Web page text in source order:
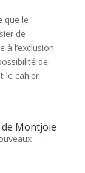
que le
de
à l’exclusion
de
le cahier
de Montjoie